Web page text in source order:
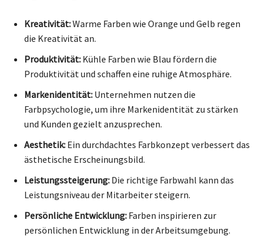
Kreativität:Warme Farben wie Orange und Gelb regen
die Kreativität an.
Produktivität: Kühle Farben wie Blau fördern die
Produktivität und schaffen eine ruhige Atmosphäre.
Markenidentität: Unternehmen nutzen die
Farbpsychologie, um ihre Markenidentität zu stärken
und Kunden gezielt anzusprechen.
Aesthetik: Ein durchdachtes Farbkonzept verbessert das
ästhetische Erscheinungsbild.
Leistungssteigerung: Die richtige Farbwahl kann das
Leistungsniveau der Mitarbeiter steigern.
Persönliche Entwicklung: Farben inspirieren zur
persönlichen Entwicklung in der Arbeitsumgebung.